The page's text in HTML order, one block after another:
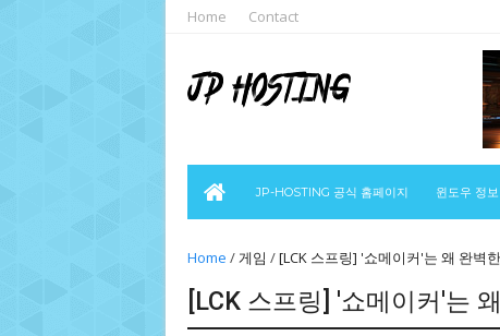
Home Contact
JP-HOSTING 공식 홈페이지 윈도우 정보
Home /게임 /[LCK 스프링] '쇼메이커'는 왜 완벽
[LCK 스프링] '쇼메이커'는